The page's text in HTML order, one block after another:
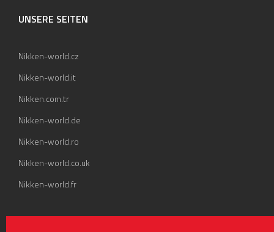
UNSERE SEITEN
Nikken-world.cz
Nikken-world.it
Nikken.com.tr
Nikken-world.de
Nikken-world.ro
Nikken-world.co.uk
Nikken-world.fr